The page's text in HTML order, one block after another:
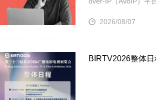
· AVONIC摄像机 × Bosch DICENTIS会
· 松下投影机赋能LYMB.iO的MultiBall系
2026/08/07
BIRTV2026整体